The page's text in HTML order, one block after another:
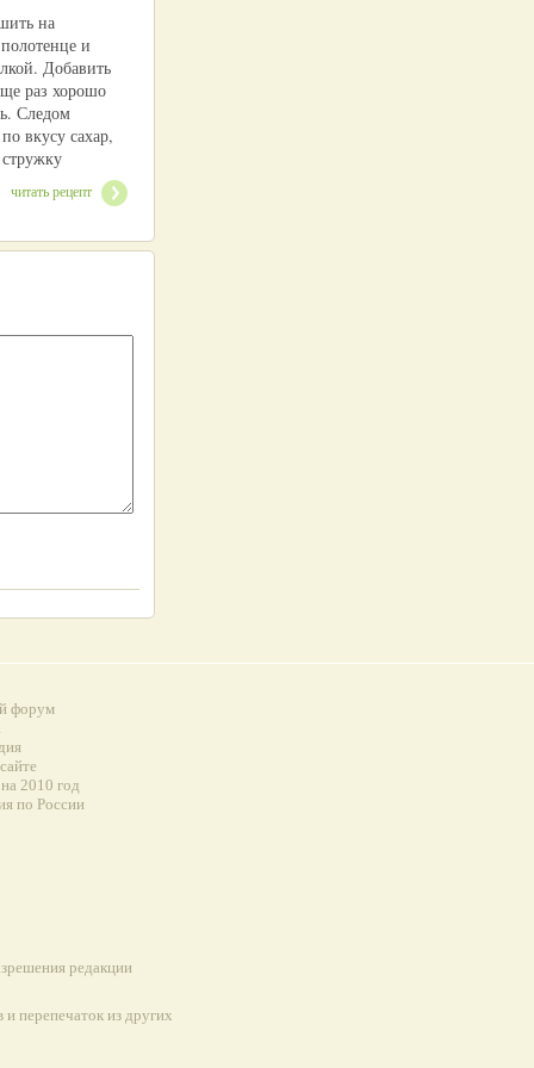
на
и
Добавить
раз хорошо
Следом
вкусу сахар,
читать рецепт
форум
2010 год
по России
редакции
перепечаток из других